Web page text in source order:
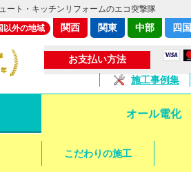
ート・キッチンリフォームのエコ突撃隊
お支払い方法
施工事例集
以外の地域 関西 関東 中部 四国
オール電化
こだわりの施工